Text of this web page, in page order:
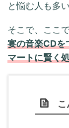
と悩む人も多い
そこで、ここ
宴の音楽CDを
マートに賢く